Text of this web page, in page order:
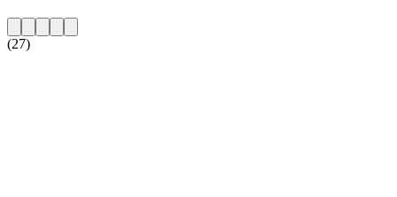
(27)